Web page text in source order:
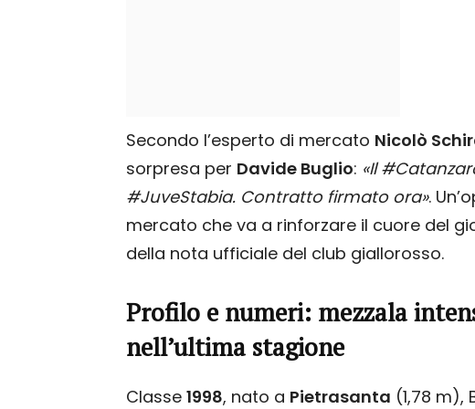
Secondo l’esperto di mercato Nicolò
sorpresa per Davide Buglio: «Il
#JuveStabia. Contratto firmato ora».
mercato che va a rinforzare il cuore del
della nota ufficiale del club giallorosso.
Profilo e numeri: mezzala
nell’ultima stagione
Classe 1998, nato a Pietrasanta (1,78 m),